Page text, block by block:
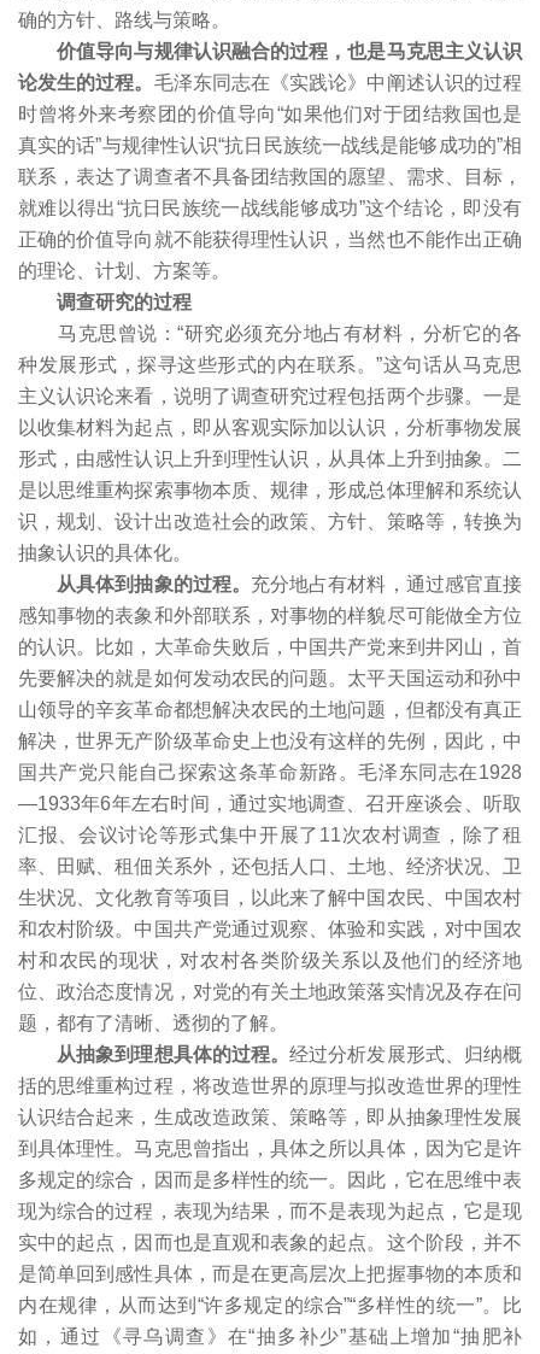
确的方针、路线与策略。
价值导向与规律认识融合的过程，也是马克思主义认识
论发生的过程。 毛泽东同志在《实践论》中阐述认识的过程
时曾将外来考察团的价值导向“如果他们对于团结救国也是
真实的话”与规律性认识“抗日民族统一战线是能够成功的”相
联系，表达了调查者不具备团结救国的愿望、需求、目标，
就难以得出“抗日民族统一战线能够成功”这个结论，即没有
正确的价值导向就不能获得理性认识，当然也不能作出正确
的理论、计划、方案等。
调查研究的过程
马克思曾说：“研究必须充分地占有材料，分析它的各
种发展形式，探寻这些形式的内在联系。”这句话从马克思
主义认识论来看，说明了调查研究过程包括两个步骤。一是
以收集材料为起点，即从客观实际加以认识，分析事物发展
形式，由感性认识上升到理性认识，从具体上升到抽象。二
是以思维重构探索事物本质、规律，形成总体理解和系统认
识，规划、设计出改造社会的政策、方针、策略等，转换为
抽象认识的具体化。
从具体到抽象的过程。 充分地占有材料，通过感官直接
感知事物的表象和外部联系，对事物的样貌尽可能做全方位
的认识。比如，大革命失败后，中国共产党来到井冈山，首
先要解决的就是如何发动农民的问题。太平天国运动和孙中
山领导的辛亥革命都想解决农民的土地问题，但都没有真正
解决，世界无产阶级革命史上也没有这样的先例，因此，中
国共产党只能自己探索这条革命新路。毛泽东同志在1928
—1933年6年左右时间，通过实地调查、召开座谈会、听取
汇报、会议讨论等形式集中开展了11次农村调查，除了租
率、田赋、租佃关系外，还包括人口、土地、经济状况、卫
生状况、文化教育等项目，以此来了解中国农民、中国农村
和农村阶级。中国共产党通过观察、体验和实践，对中国农
村和农民的现状，对农村各类阶级关系以及他们的经济地
位、政治态度情况，对党的有关土地政策落实情况及存在问
题，都有了清晰、透彻的了解。
从抽象到理想具体的过程。经过分析发展形式、归纳概
括的思维重构过程，将改造世界的原理与拟改造世界的理性
认识结合起来，生成改造政策、策略等，即从抽象理性发展
到具体理性。马克思曾指出，具体之所以具体，因为它是许
多规定的综合，因而是多样性的统一。因此，它在思维中表
现为综合的过程，表现为结果，而不是表现为起点，它是现
实中的起点，因而也是直观和表象的起点。这个阶段，并不
是简单回到感性具体，而是在更高层次上把握事物的本质和
内在规律，从而达到“许多规定的综合”“多样性的统一”。比
如，通过《寻乌调查》在“抽多补少”基础上增加“抽肥补